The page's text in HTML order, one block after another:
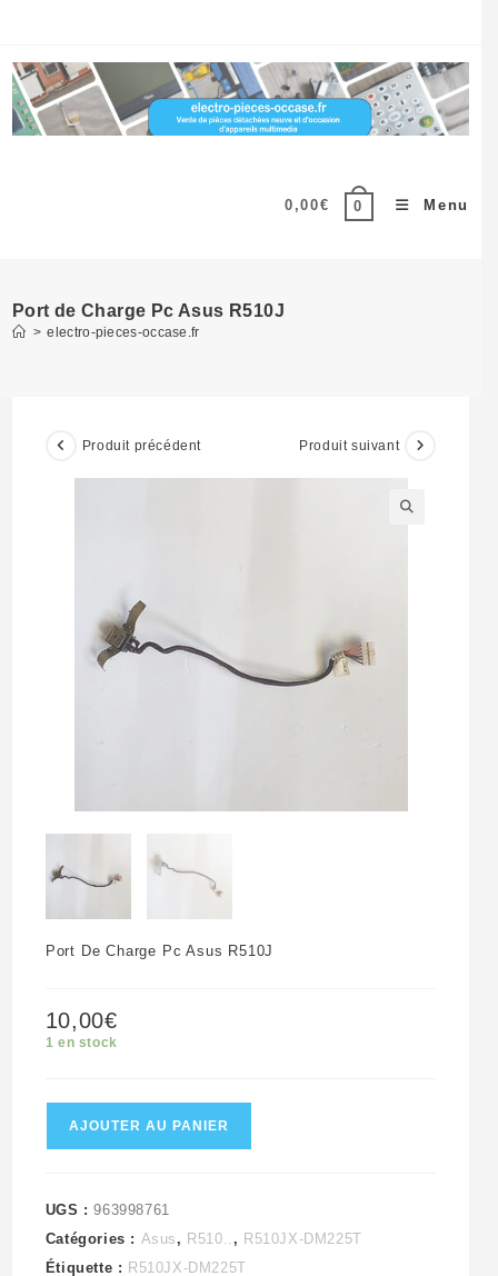
content
0,00€ 0 Menu
Port de Charge Pc Asus R510J
> electro-pieces-occase.fr
Produit précédent Produit suivant
Port De Charge Pc Asus R510J
10,00€
1 en stock
quantité
de
de
Charge
Pc
AJOUTER AU PANIER
UGS :963998761
Catégories : Asus , R510.. , R510JX-DM225T
Étiquette : R510JX-DM225T